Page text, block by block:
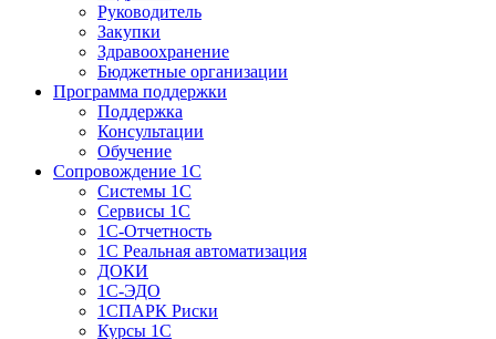
Руководитель
Закупки
Здравоохранение
Бюджетные организации
Программа поддержки
Поддержка
Консультации
Обучение
Сопровождение 1С
Системы 1С
Сервисы 1С
1C-Отчетность
1С Реальная автоматизация
ДОКИ
1C-ЭДО
1СПАРК Риски
Курсы 1С